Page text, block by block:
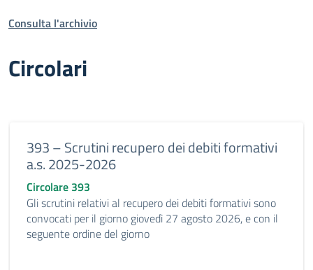
Consulta l'archivio
Circolari
393 – Scrutini recupero dei debiti formativi
a.s. 2025-2026
Circolare 393
Gli scrutini relativi al recupero dei debiti formativi sono
convocati per il giorno giovedì 27 agosto 2026, e con il
seguente ordine del giorno